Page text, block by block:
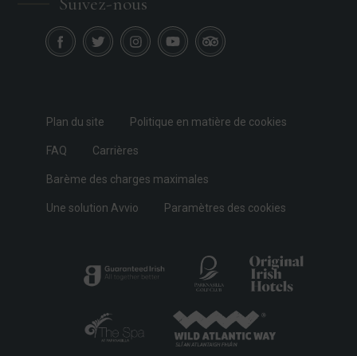
Plan du site Politique en matière de cookies
FAQ Carrières
Barème des charges maximales
Une solution Avvio Paramètres des cookies